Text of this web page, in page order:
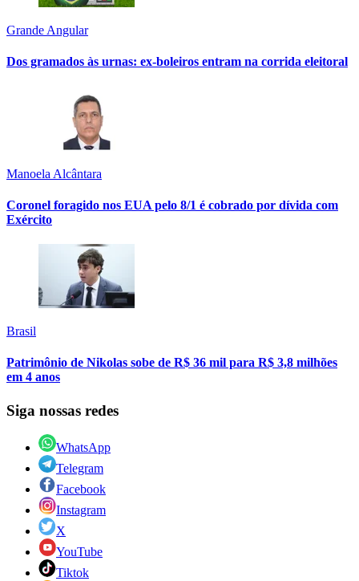
Grande Angular
Dos gramados às urnas: ex-boleiros entram na corrida eleitoral
Manoela Alcântara
Coronel foragido nos EUA pelo 8/1 é cobrado por dívida com
Exército
Brasil
Patrimônio de Nikolas sobe de R$ 36 mil para R$ 3,8 milhões
em 4 anos
Siga nossas redes
WhatsApp
Telegram
Facebook
Instagram
X
YouTube
Tiktok